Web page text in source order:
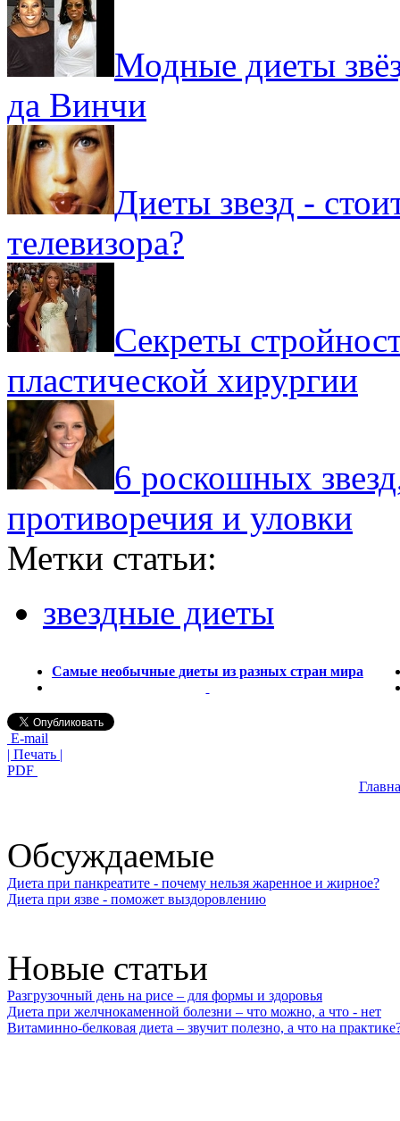
Модные диеты
да Винчи
Диеты звезд -
телевизора?
Секреты
пластической хирургии
6 роскошных
противоречия и уловки
Метки статьи:
звездные диеты
Самые необычные диеты из разных стран мира
E-mail
| Печать |
PDF
Обсуждаемые
Диета при панкреатите - почему нельзя жаренное и жирное?
Диета при язве - поможет выздоровлению
Новые статьи
Разгрузочный день на рисе – для формы и здоровья
Диета при желчнокаменной болезни – что можно, а что - нет
Витаминно-белковая диета – звучит полезно, а что на